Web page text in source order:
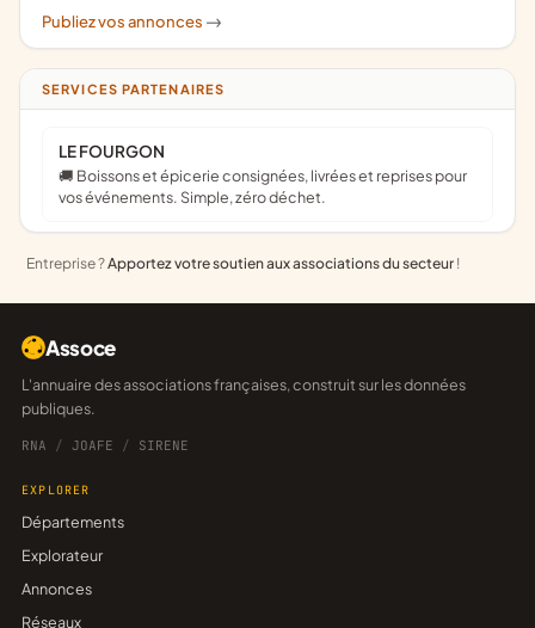
Publiez vos annonces ->
SERVICES PARTENAIRES
LE FOURGON
🚚 Boissons et épicerie consignées, livrées et reprises pour
vos événements. Simple, zéro déchet.
Entreprise ?Apportez votre soutien aux associations du secteur !
Assoce
L'annuaire des associations françaises, construit sur les données
publiques.
RNA / JOAFE / SIRENE
EXPLORER
Départements
Explorateur
Annonces
Réseaux